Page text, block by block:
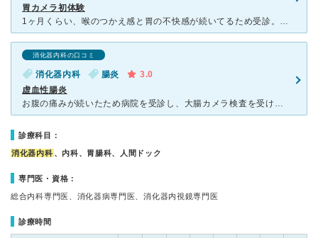
胃カメラ初体験
1ヶ月くらい、喉のつかえ感と胃の不快感が続いてるため受診。 そもそも、胃カメラは初めてだったので とりあえず『オエ！』とならないような上手な先生がいる病院を検索してました。 口コミ&混んで無さそう
消化器内科の口コミ
消化器内科 腸炎
3.0
虚血性腸炎
お腹の痛みが続いたため病院を受診し、大腸カメラ検査を受けました。検査の結果、虚血性腸炎と診断されましたが、幸いにも軽度だったため、特に薬は処方されず自然治癒しました。検査は少し緊張しましたが、医師やス
診療科目：
消化器内科 、内科、胃腸科、人間ドック
専門医・資格：
総合内科専門医、消化器病専門医、消化器内視鏡専門医
診療時間